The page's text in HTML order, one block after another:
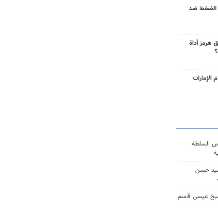
الضغط ضد
هرمز أداة
الإمارات
السلطة
حسن
عيسى قاسم